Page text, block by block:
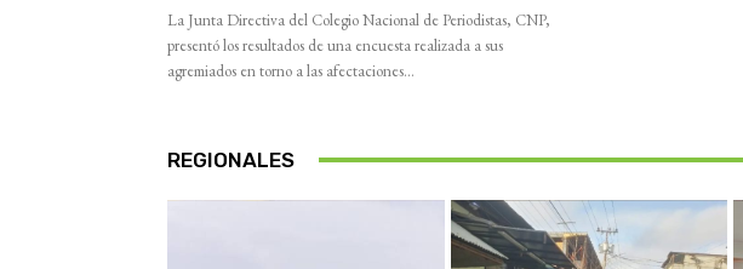
La Junta Directiva del Colegio Nacional de Periodistas, CNP,
presentó los resultados de una encuesta realizada a sus
agremiados en torno a las afectaciones...
REGIONALES